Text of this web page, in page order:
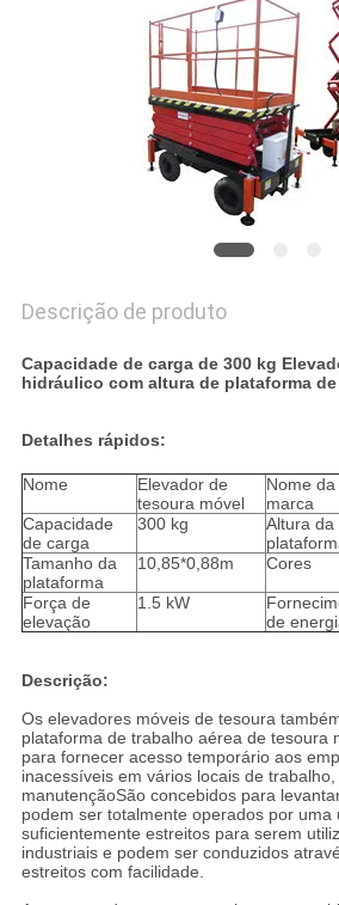
PRIVACIDADE
Descrição de produto
Capacidade de carga de 300 kg
hidráulico com altura de plataforma de
Detalhes rápidos:
Nome
Elevador de
tesoura móvel
Nome da
marca
Capacidade
de carga
300 kg
Altura da
Tamanho da
plataforma
10,85*0,88m Cores
Força de
elevação
1.5 kW
de
Descrição:
Os elevadores móveis de tesoura
plataforma de trabalho aérea de tesoura
para fornecer acesso temporário aos
inacessíveis em vários locais de
manutençãoSão concebidos para
podem ser totalmente operados por uma
suficientemente estreitos para serem
industriais e podem ser conduzidos
estreitos com facilidade.